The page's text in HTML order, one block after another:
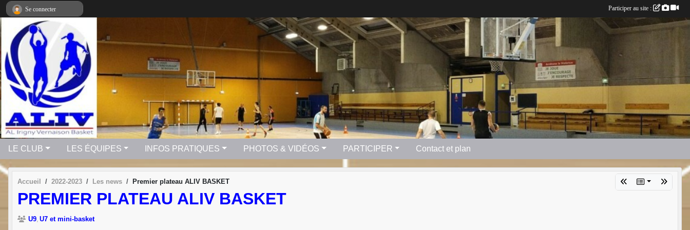
LE CLUB LES ÉQUIPES INFOS PRATIQUES PHOTOS & VIDÉOS PARTICIPER Contact et plan
Accueil 2022-2023 Les news Premier plateau ALIV BASKET
PREMIER PLATEAU ALIV BASKET
U9 U7 et mini-basket
Se connecter Participer au site :
Panneau de gestion des cookies